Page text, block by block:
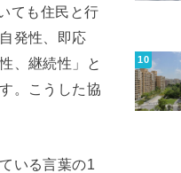
ても住民と行
発性、即応
、継続性」と
。こうした協
いる言葉の1